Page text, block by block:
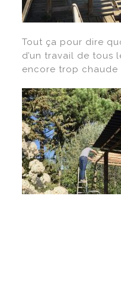
Tout ça pour dire
d’un travail de tous
encore trop chaude